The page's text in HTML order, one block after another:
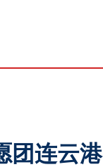
团连云港